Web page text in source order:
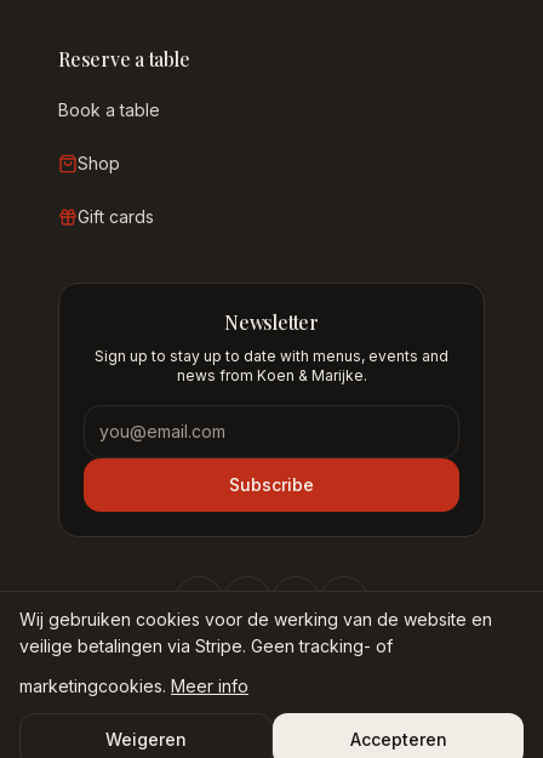
Reserve a table
Book a table
Shop
Gift cards
Newsletter
Sign up to stay up to date with menus, events and
news from Koen & Marijke.
Subscribe
Privacy statement Cookie policy Terms & conditions
Wij gebruiken cookies voor de werking van de website en
veilige betalingen via Stripe. Geen tracking- of
marketingcookies. Meer info
Weigeren Accepteren